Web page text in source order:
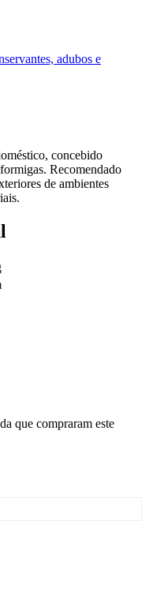
adubos e
concebido
Recomendado
de ambientes
que compraram este